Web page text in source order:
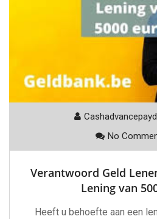
No
Verantwoord Geld
Lening van
Heeft u behoefte aan een